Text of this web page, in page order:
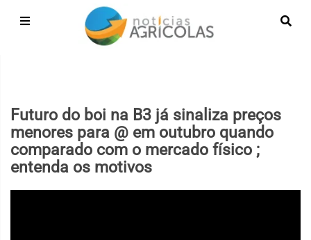
Futuro do boi na B3 já sinaliza preços
menores para @ em outubro quando
comparado com o mercado físico ;
entenda os motivos